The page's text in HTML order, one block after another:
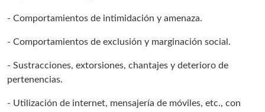
- Comportamientos de intimidación y amenaza.
- Comportamientos de exclusión y marginación social.
- Sustracciones, extorsiones, chantajes y deterioro de
pertenencias.
- Utilización de internet, mensajería de móviles, etc., con